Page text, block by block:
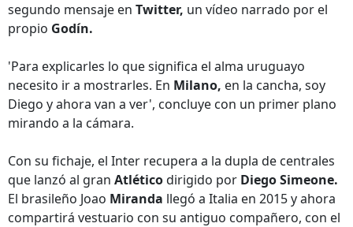
segundo mensaje en Twitter, un vídeo narrado por el
propio Godín.
'Para explicarles lo que significa el alma uruguayo
necesito ir a mostrarles. En Milano, en la cancha, soy
Diego y ahora van a ver', concluye con un primer plano
mirando a la cámara.
Con su fichaje, el Inter recupera a la dupla de centrales
que lanzó al gran Atléticodirigido por Diego Simeone.
El brasileño Joao Miranda llegó a Italia en 2015 y ahora
compartirá vestuario con su antiguo compañero, con el